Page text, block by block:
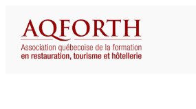
contenu